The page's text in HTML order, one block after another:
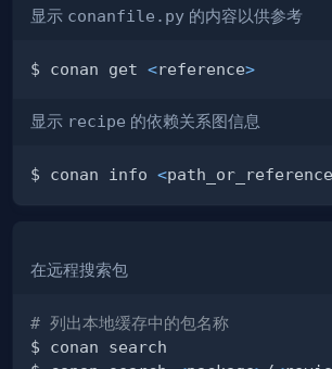
显示 conanfile.py 的内容以供参考
$ conan get <reference>
显示 recipe 的依赖关系图信息
$ conan info <path_or_reference
在远程搜索包
# 列出本地缓存中的包名称